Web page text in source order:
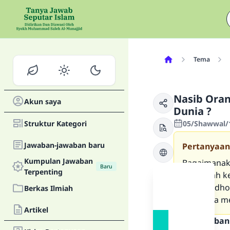
Akun saya
Struktur Kategori
Jawaban-jawaban baru
Kumpulan Jawaban
Terpenting
Baru
Berkas Ilmiah
Artikel
Tema
Nasib
Dunia ?
05/Shawwal/
Pertanyaan
disembah
belum
Islam jika
Teks Jawaban